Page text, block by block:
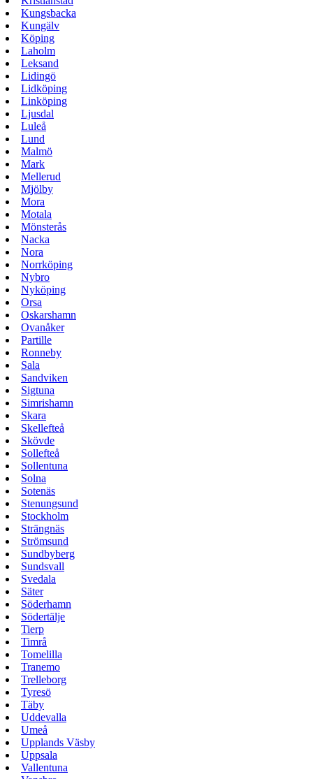
Kungsbacka
Kungälv
Köping
Laholm
Leksand
Lidingö
Lidköping
Linköping
Ljusdal
Luleå
Lund
Malmö
Mark
Mellerud
Mjölby
Mora
Motala
Mönsterås
Nacka
Nora
Norrköping
Nybro
Nyköping
Orsa
Oskarshamn
Ovanåker
Partille
Ronneby
Sala
Sandviken
Sigtuna
Simrishamn
Skara
Skellefteå
Skövde
Sollefteå
Sollentuna
Solna
Sotenäs
Stenungsund
Stockholm
Strängnäs
Strömsund
Sundbyberg
Sundsvall
Svedala
Säter
Söderhamn
Södertälje
Tierp
Timrå
Tomelilla
Tranemo
Trelleborg
Tyresö
Täby
Uddevalla
Umeå
Upplands Väsby
Uppsala
Vallentuna